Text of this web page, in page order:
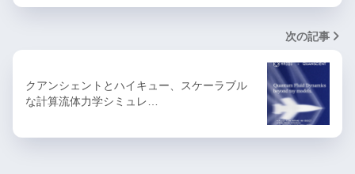
次の記事
クアンシェントとハイキュー、スケーラブル
な計算流体力学シミュレ…